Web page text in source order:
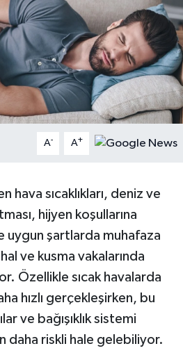
A- A+
hava sıcaklıkları, deniz ve
hijyen koşullarına
uygun şartlarda muhafaza
ve kusma vakalarında
Özellikle sıcak havalarda
hızlı gerçekleşirken, bu
ve bağışıklık sistemi
daha riskli hale gelebiliyor.